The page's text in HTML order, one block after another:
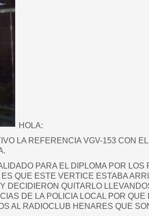
HOLA:
LA REFERENCIA VGV-153 CON
PARA EL DIPLOMA POR
QUE ESTE VERTICE ESTABA
DECIDIERON QUITARLO
DE LA POLICIA LOCAL POR QUE
AL RADIOCLUB HENARES QUE